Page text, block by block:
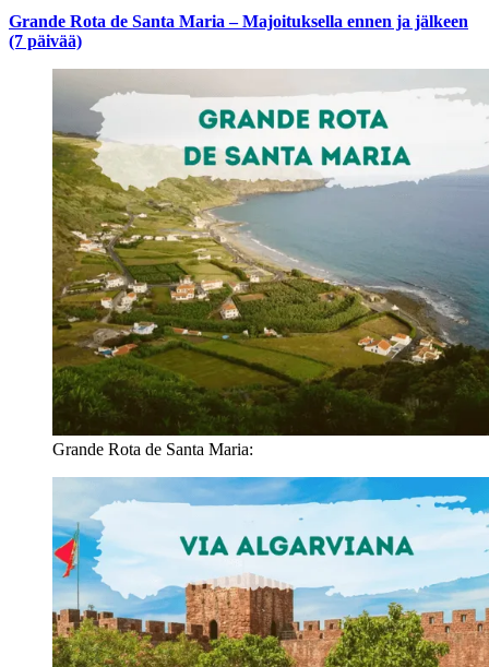
Grande Rota de Santa Maria – Majoituksella ennen ja jälkeen
(7 päivää)
Grande Rota de Santa Maria: